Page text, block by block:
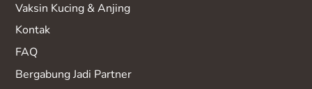
Vaksin Kucing & Anjing
Kontak
FAQ
Bergabung Jadi Partner